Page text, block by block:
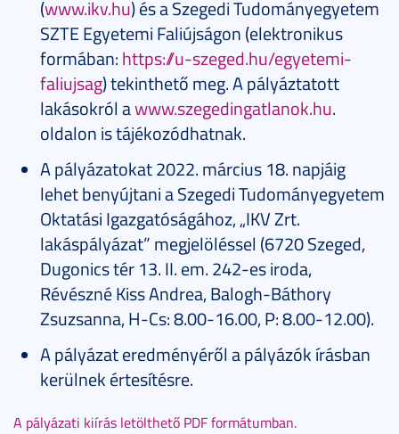
(www.ikv.hu) és a Szegedi Tudományegyetem
SZTE Egyetemi Faliújságon (elektronikus
formában: https://u-szeged.hu/egyetemi-
faliujsag) tekinthető meg. A pályáztatott
lakásokról awww.szegedingatlanok.hu.
oldalon is tájékozódhatnak.
A pályázatokat 2022. március 18. napjáig
lehet benyújtani a Szegedi Tudományegyetem
Oktatási Igazgatóságához, „IKV Zrt.
lakáspályázat” megjelöléssel (6720 Szeged,
Dugonics tér 13. II. em. 242-es iroda,
Révészné Kiss Andrea, Balogh-Báthory
Zsuzsanna, H-Cs: 8.00-16.00, P: 8.00-12.00).
A pályázat eredményéről a pályázók írásban
kerülnek értesítésre.
A pályázati kiírás letölthető PDF formátumban.